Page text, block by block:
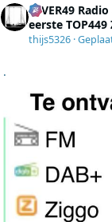
4EVER49
eerste
thijs5326·
.